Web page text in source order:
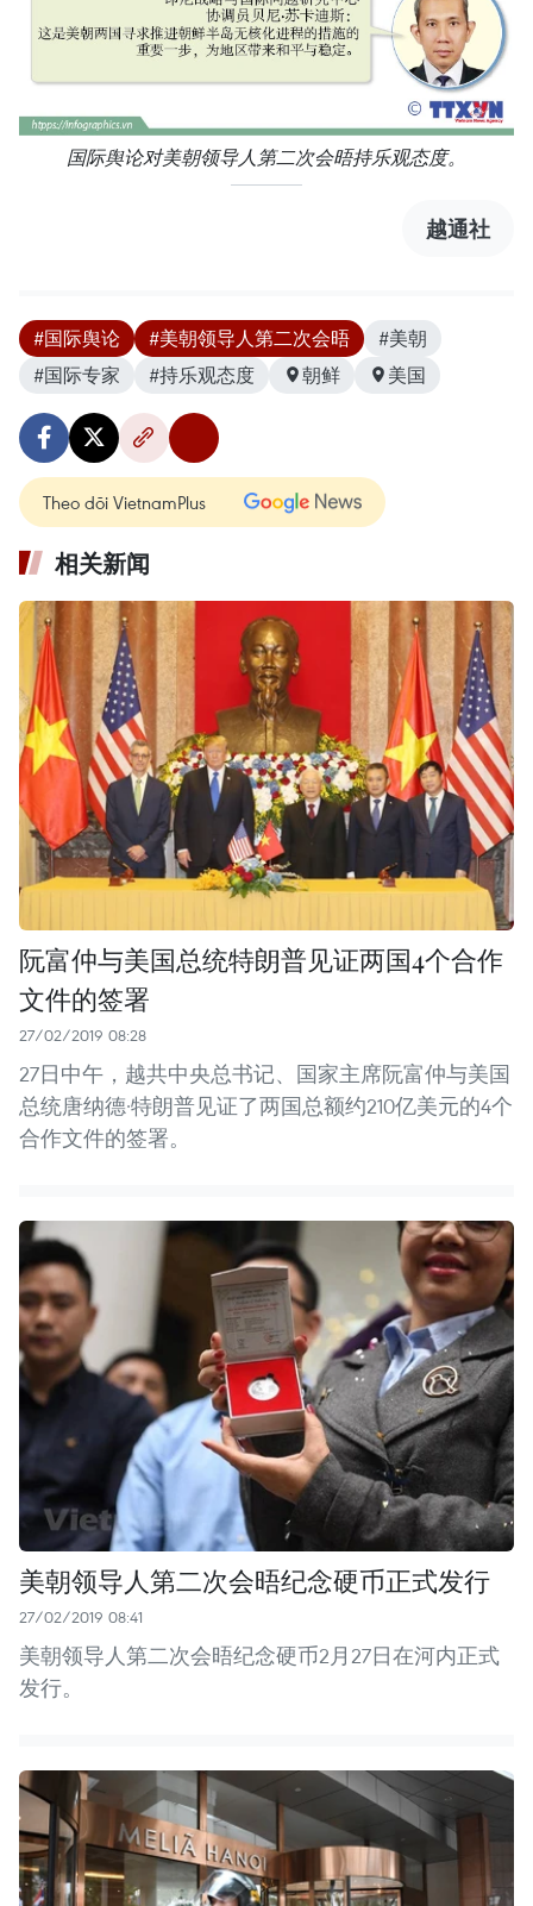
国际舆论对美朝领导人第二次会晤持乐观态度。
越通社
#国际舆论 #美朝领导人第二次会晤
#美朝
#国际专家
#持乐观态度 朝鲜 美国
Theo dõi VietnamPlus
相关新闻
阮富仲与美国总统特朗普见证两国4个合作
文件的签署
27/02/2019 08:28
27日中午，越共中央总书记、国家主席阮富仲与美国
总统唐纳德·特朗普见证了两国总额约210亿美元的4个
合作文件的签署。
美朝领导人第二次会晤纪念硬币正式发行
27/02/2019 08:41
美朝领导人第二次会晤纪念硬币2月27日在河内正式
发行。